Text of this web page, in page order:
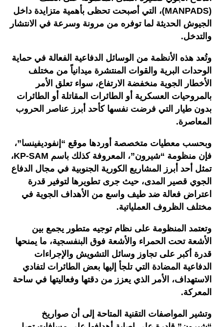
(MANPADS)، التي أصبحت تحظى بأهمية متزايدة داخل
الجيوش الحديثة لما توفره من مرونة وسرعة في الانتشار
والتدخل.
وتُعد هذه الأنظمة من الوسائل الدفاعية الفعالة في حماية
الوحدات البرية والقوات المنتشرة ميدانياً من مختلف
الأخطار الجوية منخفضة الارتفاع، سواء تعلق الأمر
بالمروحيات العسكرية أو الطائرات المقاتلة أو الطائرات
بدون طيار التي فرضت نفسها كأحد أبرز عناصر الحروب
المعاصرة.
وبحسب معطيات متخصصة أوردها موقع “إنفوديفينسا”،
فإن منظومة “شيرون”، المعروفة كذلك باسم KP-SAM،
تمثل أحد أبرز المشاريع الكورية الجنوبية في مجال الدفاع
الجوي قصير المدى، حيث جرى تطويرها لتوفير قدرة
اعتراض فعالة ضد طيف واسع من الأهداف الجوية في
مختلف الظروف العملياتية.
وتعتمد المنظومة على نظام توجيه متطور يجمع بين
الأشعة تحت الحمراء والأشعة فوق البنفسجية، ما يمنحها
قدرة أكبر على تجاوز وسائل التشويش والإجراءات
الدفاعية المضادة التي تلجأ إليها بعض الطائرات لتفادي
الاستهداف، الأمر الذي يعزز من دقتها وفعاليتها في ساحة
المعركة.
وتشير المواصفات التقنية المتاحة إلى أن صواريخ